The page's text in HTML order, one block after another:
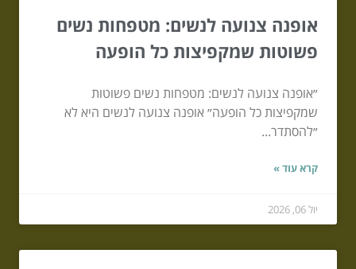
אופנה צנועה לנשים: מטפחות נשים
פשוטות שמקפיצות כל הופעה
״אופנה צנועה לנשים: מטפחות נשים פשוטות
שמקפיצות כל הופעה״ אופנה צנועה לנשים היא לא
״להסתדר...
קרא עוד »
יול 06, 2026